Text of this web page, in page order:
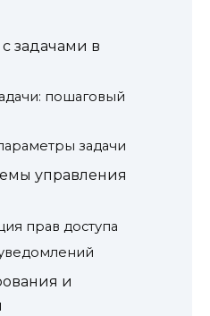
задачами в
пошаговый
задачи
управления
прав доступа
и